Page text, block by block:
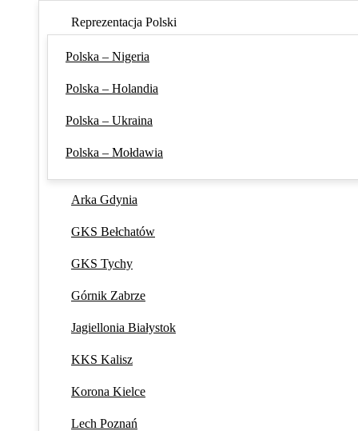
Reprezentacja Polski
Polska – Nigeria
Polska – Holandia
Polska – Ukraina
Polska – Mołdawia
Arka Gdynia
GKS Bełchatów
GKS Tychy
Górnik Zabrze
Jagiellonia Białystok
KKS Kalisz
Korona Kielce
Lech Poznań